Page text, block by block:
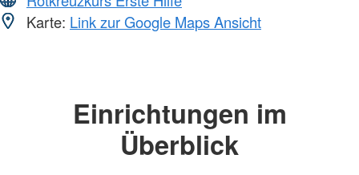
Karte: Link zur Google Maps Ansicht
Einrichtungen im
Überblick